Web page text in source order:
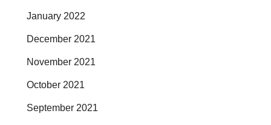
January 2022
December 2021
November 2021
October 2021
September 2021